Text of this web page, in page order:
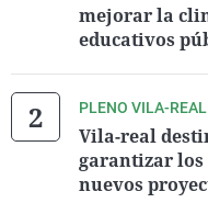
mejorar la
educativos
PLENO VILA-REAL
Vila-real
garantizar
nuevos